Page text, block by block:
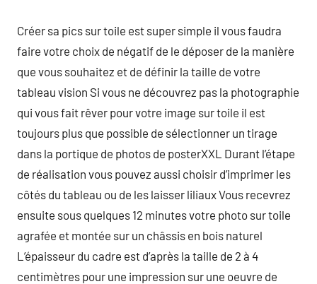
Créer sa pics sur toile est super simple il vous faudra
faire votre choix de négatif de le déposer de la manière
que vous souhaitez et de définir la taille de votre
tableau vision Si vous ne découvrez pas la photographie
qui vous fait rêver pour votre image sur toile il est
toujours plus que possible de sélectionner un tirage
dans la portique de photos de posterXXL Durant l’étape
de réalisation vous pouvez aussi choisir d’imprimer les
côtés du tableau ou de les laisser liliaux Vous recevrez
ensuite sous quelques 12 minutes votre photo sur toile
agrafée et montée sur un châssis en bois naturel
L’épaisseur du cadre est d’après la taille de 2 à 4
centimètres pour une impression sur une oeuvre de